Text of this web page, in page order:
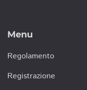
Menu
Regolamento
Registrazione